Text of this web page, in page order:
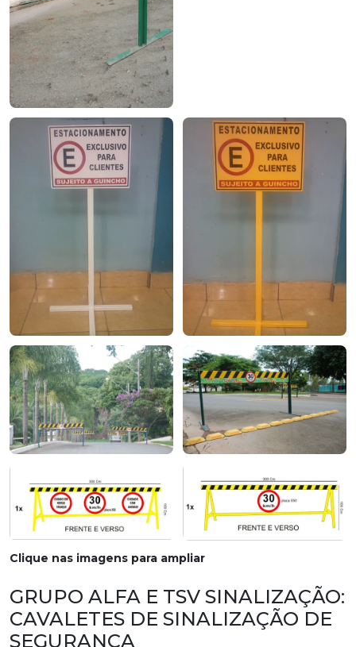
Clique nas imagens para ampliar
GRUPO ALFA E TSV SINALIZAÇÃO:
CAVALETES DE SINALIZAÇÃO DE
SEGURANÇA